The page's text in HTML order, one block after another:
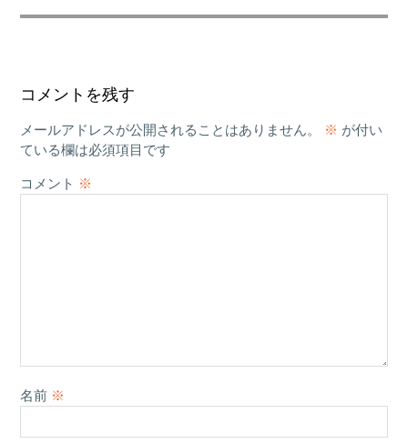
コメントを残す
メールアドレスが公開されることはありません。 ※ が付い
ている欄は必須項目です
コメント ※
名前 ※